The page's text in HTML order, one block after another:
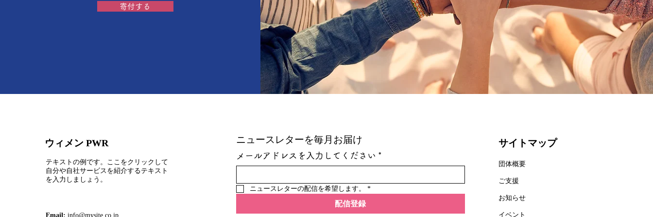
寄付する
ウィメン PWR
テキストの例です。ここをクリックして
自分や自社サービスを紹介するテキスト
を入力しましょう。
Email: info@mysite.co.jp
ニュースレターを毎月お届け
メールアドレスを入力してください *
ニュースレターの配信を希望します。 *
配信登録
サイトマップ
団体概要
ご支援
お知らせ
イベント